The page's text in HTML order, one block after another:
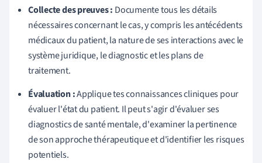
Collecte des preuves : Documente tous les détails
nécessaires concernant le cas, y compris les antécédents
médicaux du patient, la nature de ses interactions avec le
système juridique, le diagnostic et les plans de
traitement.
Évaluation :Applique tes connaissances cliniques pour
évaluer l'état du patient. Il peut s'agir d'évaluer ses
diagnostics de santé mentale, d'examiner la pertinence
de son approche thérapeutique et d'identifier les risques
potentiels.